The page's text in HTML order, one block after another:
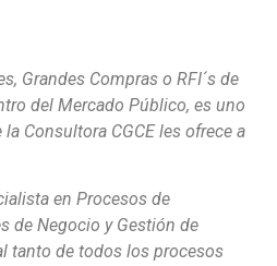
Grandes Compras o RFI´s de
del Mercado Público, es uno
Consultora CGCE les ofrece a
en Procesos de
de Negocio y Gestión de
tanto de todos los procesos